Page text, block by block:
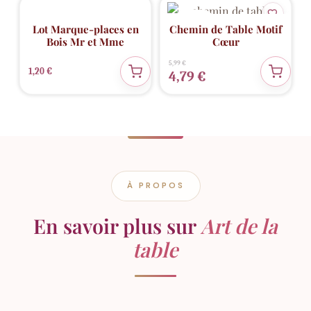
Lot Marque-places en
Bois Mr et Mme
1,20 €
PROMO
Chemin de Table Motif
Cœur
5,99 €
4,79€
À PROPOS
En savoir plus surArt de la
table